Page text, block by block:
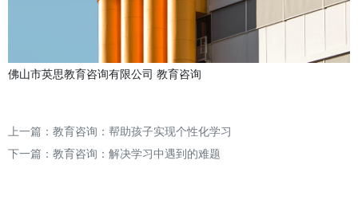
佛山市英思教育咨询有限公司 教育咨询
上一篇： 教育咨询：帮助孩子实现个性化学习
下一篇： 教育咨询：解决学习中遇到的难题